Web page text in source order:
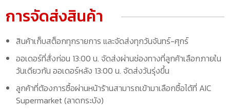
การจัดส่งสินค้า
สินค้าเก็บสต็อกทุกรายการ และจัดส่งทุกวันจันทร์-ศุกร์
ออเดอร์ที่สั่งก่อน 13:00 น. จัดส่งผ่านช่องทางที่ลูกค้าเลือกภายใน
วันเดียวกัน ออเดอร์หลัง 13:00 น. จัดส่งวันรุ่งขึ้น
ลูกค้าที่ต้องการซื้อผ่านหน้าร้านสามารถเข้ามาเลือกซื้อได้ที่ AIC
Supermarket (ลาดกระบัง)